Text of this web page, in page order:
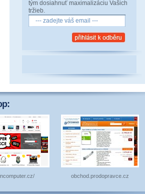
tým dosiahnuť maximalizáciu Vašich
tržieb.
obchod.prodopravce.cz